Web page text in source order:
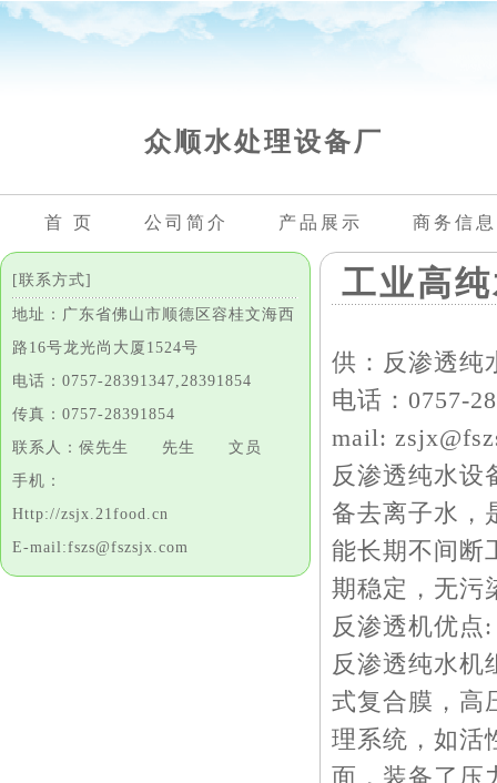
众顺水处理设备厂
首 页 公司简介 产品展示 商务信息
[联系方式]
地址：广东省佛山市顺德区容桂文海西
路16号龙光尚大厦1524号
电话：0757-28391347,28391854
传真：0757-28391854
联系人：侯先生 先生 文员
手机：
Http://zsjx.21food.cn
E-mail:fszs@fszsjx.com
工业高
供：反渗透纯
电话：0757-
mail:
反渗透纯水设
备去离子水，
能长期不间断
期稳定，无污
反渗透机优点:
反渗透纯水机
式复合膜，高
理系统，如活
面，装备了压